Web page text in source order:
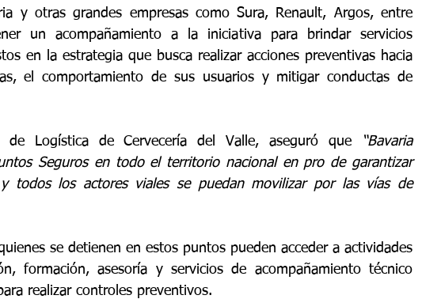
y otras grandes empresas como Sura, Renault, Argos, entre
un acompañamiento a la iniciativa para brindar servicios
en la estrategia que busca realizar acciones preventivas hacia
el comportamiento de sus usuarios y mitigar conductas de
de Logística de Cervecería del Valle, aseguró que
“Bavaria
Seguros en todo el territorio nacional en pro de garantizar
todos los actores viales se puedan movilizar por las vías de
se detienen en estos puntos pueden acceder a actividades
formación, asesoría y servicios de acompañamiento técnico
realizar controles preventivos.